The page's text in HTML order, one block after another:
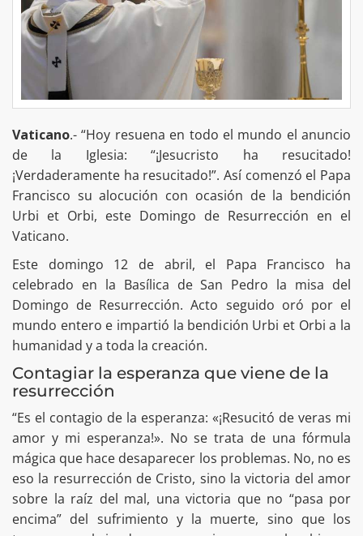
Vaticano.- “Hoy resuena en todo el mundo el anuncio
de la Iglesia: “¡Jesucristo ha resucitado!
¡Verdaderamente ha resucitado!”. Así comenzó el Papa
Francisco su alocución con ocasión de la bendición
Urbi et Orbi, este Domingo de Resurrección en el
Vaticano.
Este domingo 12 de abril, el Papa Francisco ha
celebrado en la Basílica de San Pedro la misa del
Domingo de Resurrección. Acto seguido oró por el
mundo entero e impartió la bendición Urbi et Orbi a la
humanidad y a toda la creación.
Contagiar la esperanza que viene de la
resurrección
“Es el contagio de la esperanza: «¡Resucitó de veras mi
amor y mi esperanza!». No se trata de una fórmula
mágica que hace desaparecer los problemas. No, no es
eso la resurrección de Cristo, sino la victoria del amor
sobre la raíz del mal, una victoria que no “pasa por
encima” del sufrimiento y la muerte, sino que los